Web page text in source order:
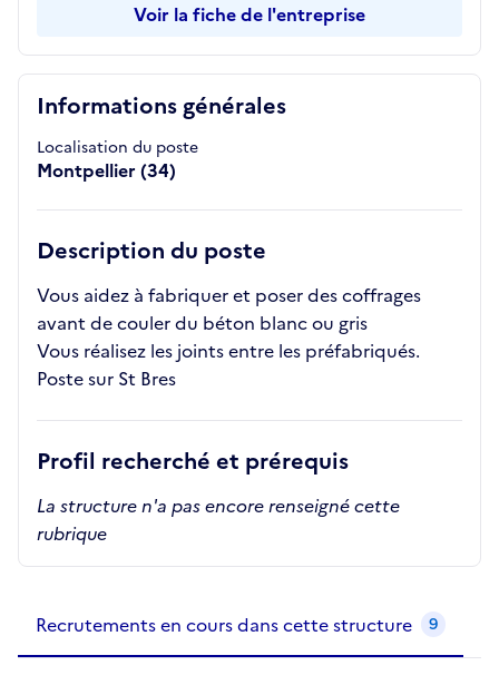
Informations générales
Localisation du poste
Montpellier (34)
Description du poste
Vous aidez à fabriquer et poser des coffrages
avant de couler du béton blanc ou gris
Vous réalisez les joints entre les préfabriqués.
Poste sur St Bres
Profil recherché et prérequis
La structure n'a pas encore renseigné cette
rubrique
Voir la fiche de l'entreprise
Recrutements en cours dans cette structure 9